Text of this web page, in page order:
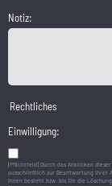
Notiz:
Rechtliches
Einwilligung:
(Pflichtfeld) Durch das Anklicken
ausschließlich zur Beantwortung Ihrer
Ihnen besteht bzw. bis Sie die